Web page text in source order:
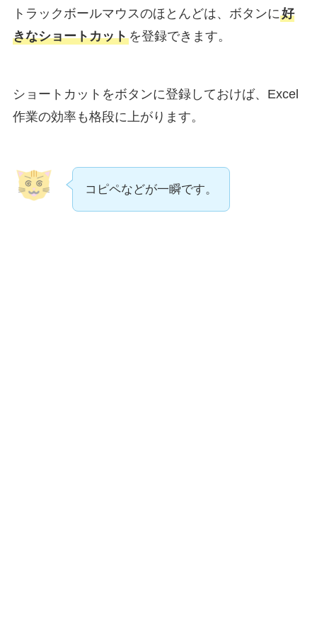
トラックボールマウスのほとんどは、ボタンに好
きなショートカットを登録できます。
ショートカットをボタンに登録しておけば、Excel
作業の効率も格段に上がります。
コピペなどが一瞬です。